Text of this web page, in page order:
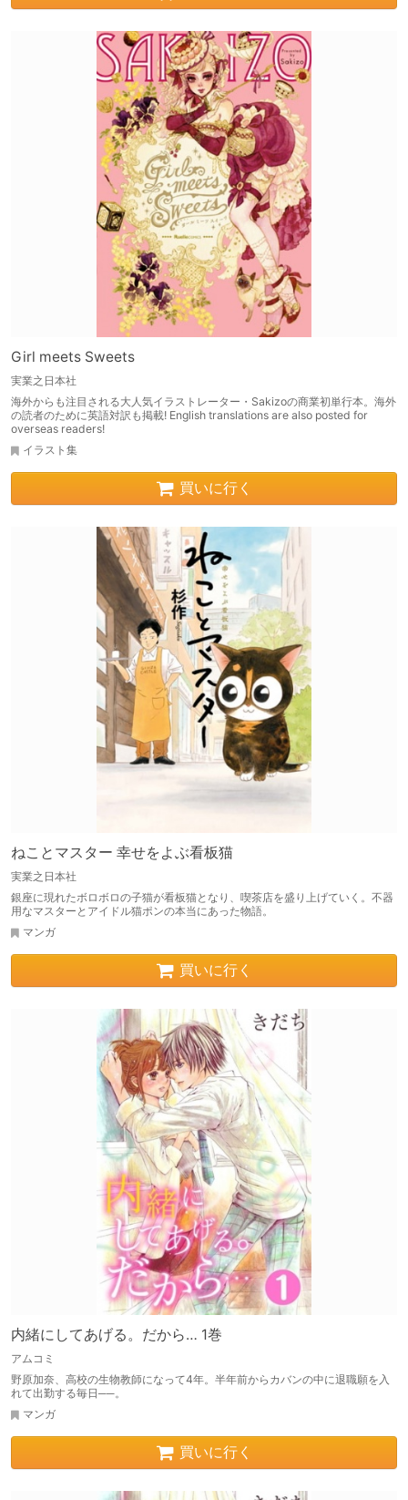
Girl meets Sweets
実業之日本社
海外からも注目される大人気イラストレーター・Sakizoの商業初単行本。海外
の読者のために英語対訳も掲載! English translations are also posted for
overseas readers!
イラスト集
買いに行く
ねことマスター 幸せをよぶ看板猫
実業之日本社
銀座に現れたボロボロの子猫が看板猫となり、喫茶店を盛り上げていく。不器
用なマスターとアイドル猫ポンの本当にあった物語。
マンガ
買いに行く
内緒にしてあげる。だから… 1巻
アムコミ
野原加奈、高校の生物教師になって4年。半年前からカバンの中に退職願を入
れて出勤する毎日──。
マンガ
買いに行く